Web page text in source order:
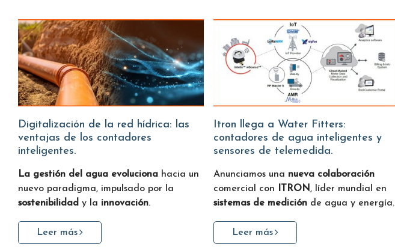
Digitalización de la red hídrica: las
ventajas de los contadores
inteligentes.
La gestión del agua evoluciona hacia un
nuevo paradigma, impulsado por la
sostenibilidad y la innovación.
Leer más
Itron llega a Water Fitters:
contadores de agua inteligentes y
sensores de telemedida.
Anunciamos una nueva colaboración
comercial con
ITRON, líder mundial en
sistemas de medición de agua y energía.
Leer más